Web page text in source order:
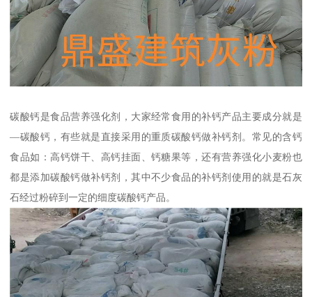
碳酸钙是食品营养强化剂，大家经常食用的补钙产品主要成分就是
—碳酸钙，有些就是直接采用的重质碳酸钙做补钙剂。常见的含钙
食品如：高钙饼干、高钙挂面、钙糖果等，还有营养强化小麦粉也
都是添加碳酸钙做补钙剂，其中不少食品的补钙剂使用的就是石灰
石经过粉碎到一定的细度碳酸钙产品。